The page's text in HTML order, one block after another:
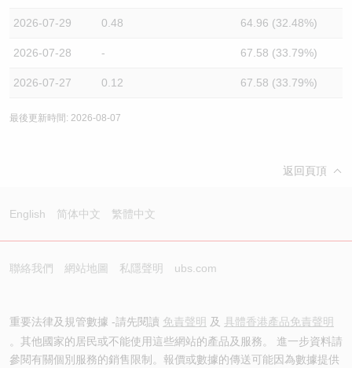
2026-07-29 0.48 64.96 (32.48%)
2026-07-28 - 67.58 (33.79%)
2026-07-27 0.12 67.58 (33.79%)
最後更新時間: 2026-08-07
返回頁頂
English 简体中文 繁體中文
聯絡我們 網站地圖 私隱聲明 ubs.com
重要法律及規管數據 -請先閱讀 免責聲明 及 具體香港產品免責聲明
。其他國家的居民或不能使用這些網站的產品及服務。 進一步資料請
參閱有關個別服務的銷售限制。報價或數據的傳送可能因為數據提供